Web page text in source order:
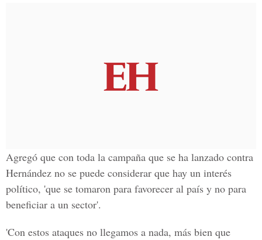
Agregó que con toda la campaña que se ha lanzado contra
Hernández no se puede considerar que hay un interés
político, 'que se tomaron para favorecer al país y no para
beneficiar a un sector'.
'Con estos ataques no llegamos a nada, más bien que